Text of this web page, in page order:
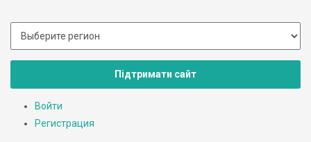
Підтримати сайт
Войти
Регистрация